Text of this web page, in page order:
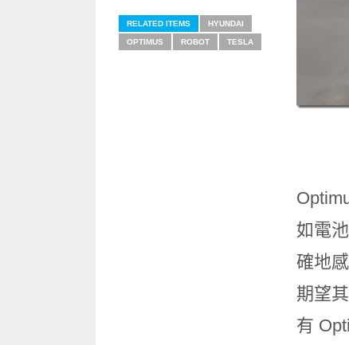
如電
確地
期望
有
RELATED ITEMS HYUNDAI
OPTIMUS ROBOT TESLA